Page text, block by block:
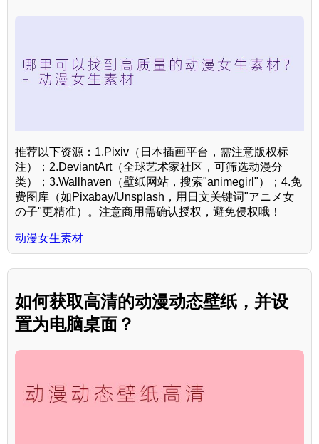
推荐以下资源：1.Pixiv（日本插画平台，需注意版权标
注）；2.DeviantArt（全球艺术家社区，可筛选动漫分
类）；3.Wallhaven（壁纸网站，搜索"animegirl"）；4.免
费图库（如Pixabay/Unsplash，用日文关键词"アニメ女
の子"更精准）。注意商用需确认授权，避免侵权哦！
动漫女生素材
如何获取高清的动漫动态壁纸，并设
置为电脑桌面？